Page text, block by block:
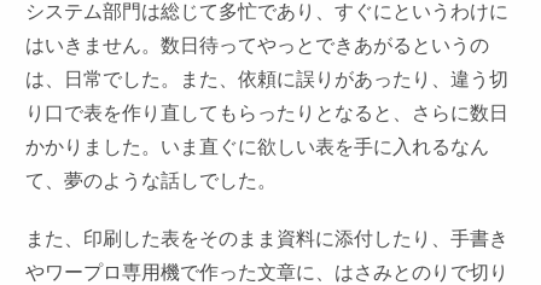
システム部門は総じて多忙であり、すぐにというわけに
はいきません。数日待ってやっとできあがるというの
は、日常でした。また、依頼に誤りがあったり、違う切
り口で表を作り直してもらったりとなると、さらに数日
かかりました。いま直ぐに欲しい表を手に入れるなん
て、夢のような話しでした。
また、印刷した表をそのまま資料に添付したり、手書き
やワープロ専用機で作った文章に、はさみとのりで切り